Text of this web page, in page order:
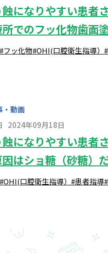
蝕になりやすい患者
でのフッ化物歯面
#フッ化物#OHI(口腔衛生指導）
・動画
2024年09月18日
蝕になりやすい患者
因はショ糖（砂糖）
#OHI(口腔衛生指導） #患者指導